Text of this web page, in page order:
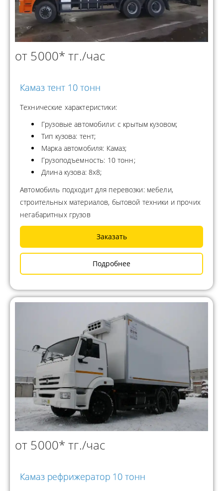
от 5000* тг./час
Камаз тент 10 тонн
Технические характеристики:
Грузовые автомобили: с крытым кузовом;
Тип кузова: тент;
Марка автомобиля: Камаз;
Грузоподъемность: 10 тонн;
Длина кузова: 8х8;
Автомобиль подходит для перевозки: мебели,
строительных материалов, бытовой техники и прочих
негабаритных грузов
Заказать
Подробнее
от 5000* тг./час
Камаз рефрижератор 10 тонн